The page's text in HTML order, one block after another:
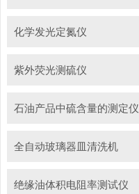
化学发光定氮仪
紫外荧光测硫仪
石油产品中硫含量的测定仪
全自动玻璃器皿清洗机
绝缘油体积电阻率测试仪